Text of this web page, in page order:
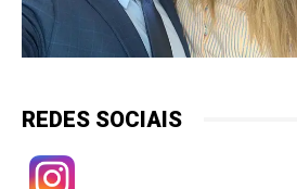
REDES SOCIAIS